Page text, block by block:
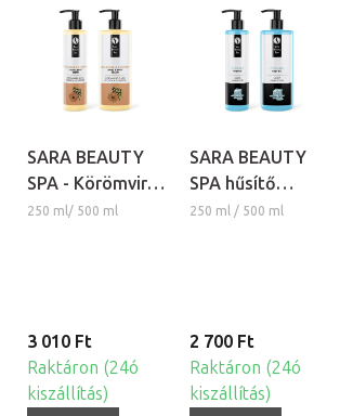
SARA BEAUTY
SPA - Körömvirág
& Méz masszázs
250 ml/ 500 ml
3 010 Ft
Raktáron (24ó
kiszállítás)
SARA BEAUTY
SPA hűsítő
lábápoló gél -
250 ml / 500 ml
2 700 Ft
Raktáron (24ó
kiszállítás)